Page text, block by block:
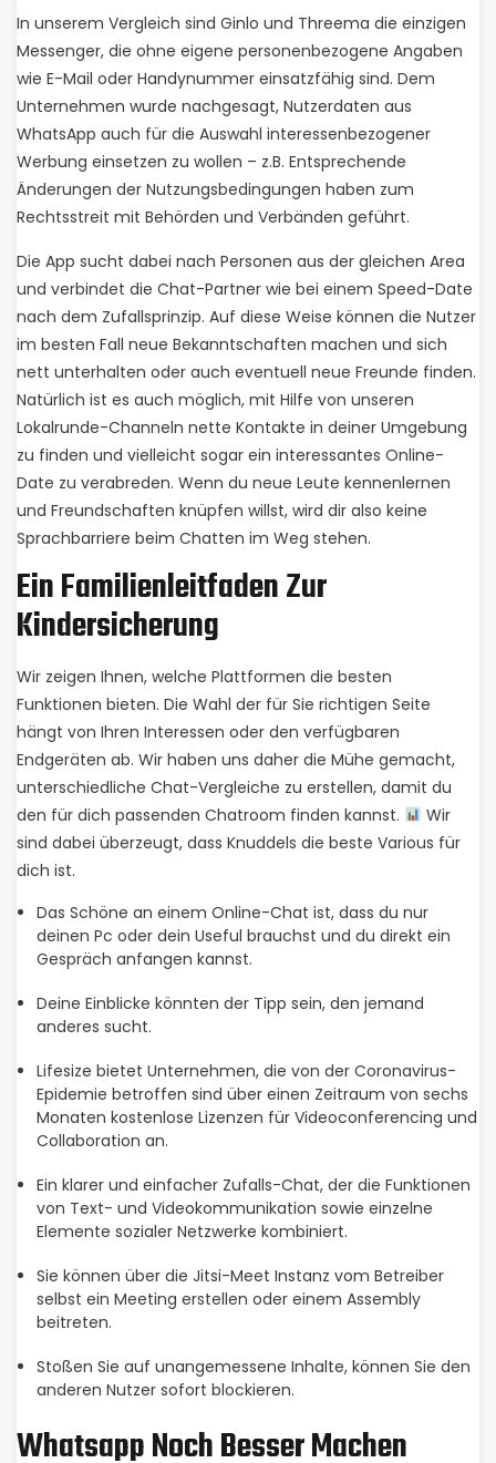
In unserem Vergleich sind Ginlo und Threema die einzigen
Messenger, die ohne eigene personenbezogene Angaben
wie E-Mail oder Handynummer einsatzfähig sind. Dem
Unternehmen wurde nachgesagt, Nutzerdaten aus
WhatsApp auch für die Auswahl interessenbezogener
Werbung einsetzen zu wollen – z.B. Entsprechende
Änderungen der Nutzungsbedingungen haben zum
Rechtsstreit mit Behörden und Verbänden geführt.
Die App sucht dabei nach Personen aus der gleichen Area
und verbindet die Chat-Partner wie bei einem Speed-Date
nach dem Zufallsprinzip. Auf diese Weise können die Nutzer
im besten Fall neue Bekanntschaften machen und sich
nett unterhalten oder auch eventuell neue Freunde finden.
Natürlich ist es auch möglich, mit Hilfe von unseren
Lokalrunde-Channeln nette Kontakte in deiner Umgebung
zu finden und vielleicht sogar ein interessantes Online-
Date zu verabreden. Wenn du neue Leute kennenlernen
und Freundschaften knüpfen willst, wird dir also keine
Sprachbarriere beim Chatten im Weg stehen.
Ein Familienleitfaden Zur
Kindersicherung
Wir zeigen Ihnen, welche Plattformen die besten
Funktionen bieten. Die Wahl der für Sie richtigen Seite
hängt von Ihren Interessen oder den verfügbaren
Endgeräten ab. Wir haben uns daher die Mühe gemacht,
unterschiedliche Chat-Vergleiche zu erstellen, damit du
den für dich passenden Chatroom finden kannst.
Wir
sind dabei überzeugt, dass Knuddels die beste Various für
dich ist.
Das Schöne an einem Online-Chat ist, dass du nur
deinen Pc oder dein Useful brauchst und du direkt ein
Gespräch anfangen kannst.
Deine Einblicke könnten der Tipp sein, den jemand
anderes sucht.
Lifesize bietet Unternehmen, die von der Coronavirus-
Epidemie betroffen sind über einen Zeitraum von sechs
Monaten kostenlose Lizenzen für Videoconferencing und
Collaboration an.
Ein klarer und einfacher Zufalls-Chat, der die Funktionen
von Text- und Videokommunikation sowie einzelne
Elemente sozialer Netzwerke kombiniert.
Sie können über die Jitsi-Meet Instanz vom Betreiber
selbst ein Meeting erstellen oder einem Assembly
beitreten.
Stoßen Sie auf unangemessene Inhalte, können Sie den
anderen Nutzer sofort blockieren.
Whatsapp Noch Besser Machen